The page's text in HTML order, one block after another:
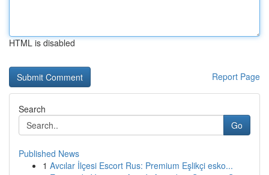
HTML is disabled
Report Page
Search
Go
Published News
1 Avcılar İlçesi Escort Rus: Premium Eşlikçi esko...